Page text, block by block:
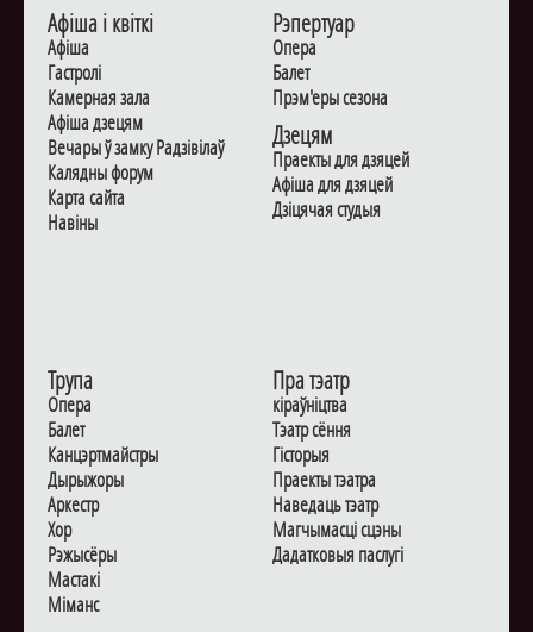
Афiша i квiткi
Афiша
Гастролi
Камерная зала
Афiша дзецям
Вечары ў замку Радзiвiлаў
Калядны форум
Карта сайта
Навiны
Рэпертуар
Опера
Балет
Прэм'еры сезона
Дзецям
Праекты для дзяцей
Афiша для дзяцей
Дзiцячая студыя
Трупа
Опера
Балет
Канцэртмайстры
Дырыжоры
Аркестр
Хор
Рэжысёры
Мастакі
Мiманс
Пра тэатр
кіраўніцтва
Тэатр сёння
Гiсторыя
Праекты тэатра
Наведаць тэатр
Магчымасцi сцэны
Дадаткoвыя паслугi